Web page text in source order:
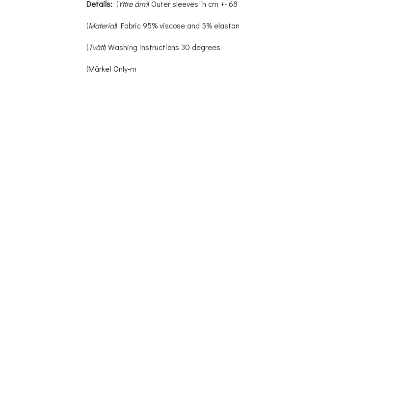
Details: (Yttre ärm) Outer sleeves in cm +- 68
(Material) Fabric 95% viscose and 5% elastan
(Tvätt) Washing instructions 30 degrees
(Märke) Only-m